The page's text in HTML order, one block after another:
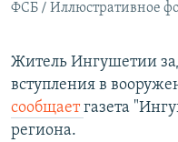
Все сайты РСЕ/РС
ФСБ / Иллюстративное
Житель Ингушетии
вступления в
сообщаетгазета
региона.